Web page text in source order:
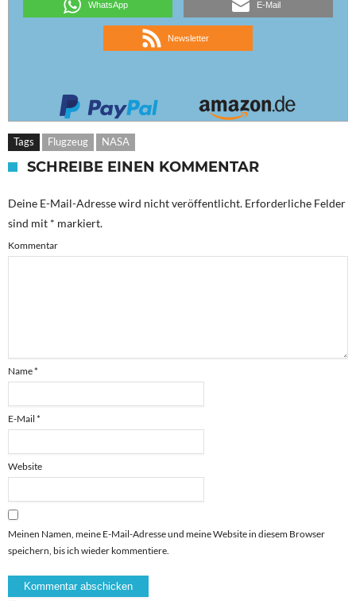
WhatsApp E-Mail
Newsletter
Tags Flugzeug NASA
SCHREIBE EINEN KOMMENTAR
Deine E-Mail-Adresse wird nicht veröffentlicht. Erforderliche Felder
sind mit * markiert.
Kommentar
Name*
E-Mail *
Website
Meinen Namen, meine E-Mail-Adresse und meine Website in diesem Browser
speichern, bis ich wieder kommentiere.